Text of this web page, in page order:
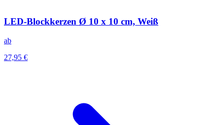
LED-Blockkerzen Ø 10 x 10 cm, Weiß
ab
27,95 €